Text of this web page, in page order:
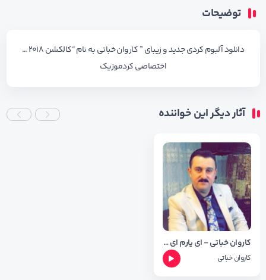
توضیحات
دانلود آلبوم کردی جدید و زیبای ” کاروان خباتی به نام “کالکشن ۲۰۱۸ …
اختصاصی کردموزیک
آثار دیگر این خواننده
کاروان خباتی - ای یارم ای یارم
کاروان خباتی